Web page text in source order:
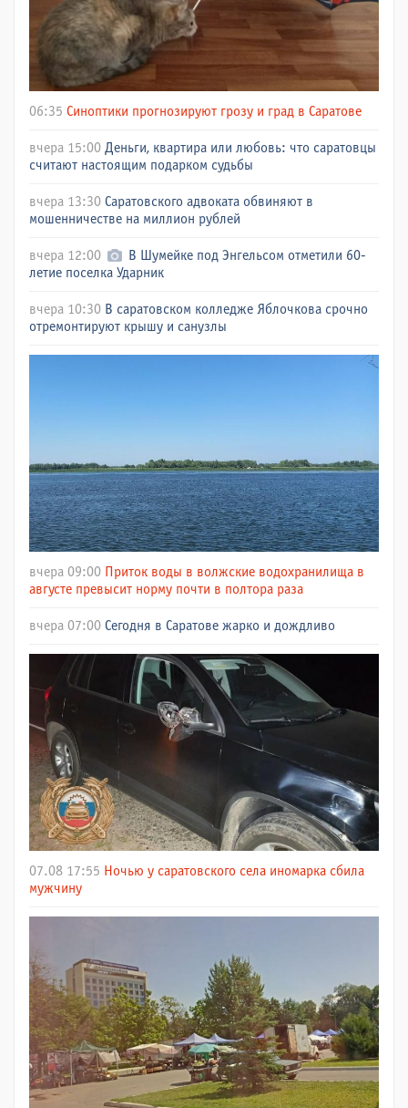
06:35 Синоптики прогнозируют грозу и град в Саратове
вчера 15:00 Деньги, квартира или любовь: что саратовцы
считают настоящим подарком судьбы
вчера 13:30 Саратовского адвоката обвиняют в
мошенничестве на миллион рублей
вчера 12:00
В Шумейке под Энгельсом отметили 60-
летие поселка Ударник
вчера 10:30 В саратовском колледже Яблочкова срочно
отремонтируют крышу и санузлы
вчера 09:00 Приток воды в волжские водохранилища в
августе превысит норму почти в полтора раза
вчера 07:00 Сегодня в Саратове жарко и дождливо
07.08 17:55 Ночью у саратовского села иномарка сбила
мужчину